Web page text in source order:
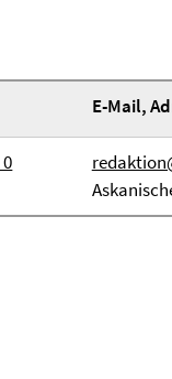
E-Mail,